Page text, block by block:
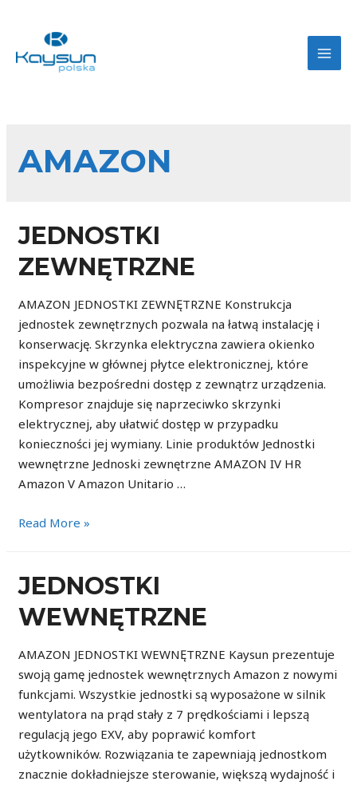
AMAZON
JEDNOSTKI
ZEWNĘTRZNE
AMAZON JEDNOSTKI ZEWNĘTRZNE Konstrukcja
jednostek zewnętrznych pozwala na łatwą instalację i
konserwację. Skrzynka elektryczna zawiera okienko
inspekcyjne w głównej płytce elektronicznej, które
umożliwia bezpośredni dostęp z zewnątrz urządzenia.
Kompresor znajduje się naprzeciwko skrzynki
elektrycznej, aby ułatwić dostęp w przypadku
konieczności jej wymiany. Linie produktów Jednostki
wewnętrzne Jednoski zewnętrzne AMAZON IV HR
Amazon V Amazon Unitario …
Jednostki
Read More »
JEDNOSTKI
WEWNĘTRZNE
AMAZON JEDNOSTKI WEWNĘTRZNE Kaysun prezentuje
swoją gamę jednostek wewnętrznych Amazon z nowymi
funkcjami. Wszystkie jednostki są wyposażone w silnik
wentylatora na prąd stały z 7 prędkościami i lepszą
regulacją jego EXV, aby poprawić komfort
użytkowników. Rozwiązania te zapewniają jednostkom
znacznie dokładniejsze sterowanie, większą wydajność i